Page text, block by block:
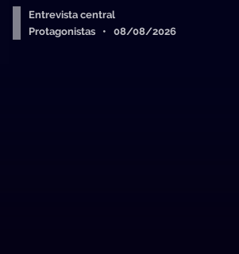
Entrevista central
Protagonistas • 08/08/2026